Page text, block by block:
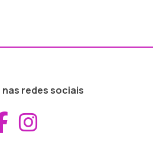
redes sociais
Aceder ao